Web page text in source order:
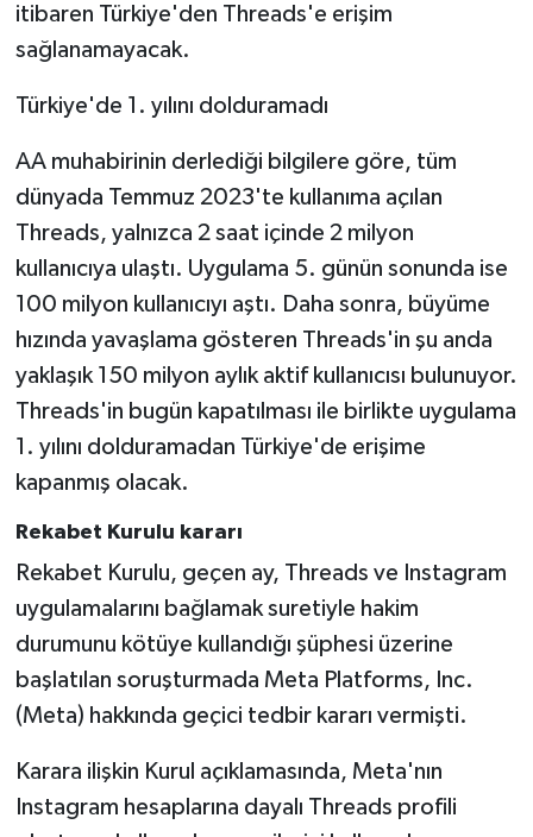
itibaren Türkiye'den Threads'e erişim
sağlanamayacak.
Türkiye'de 1. yılını dolduramadı
AA muhabirinin derlediği bilgilere göre, tüm
dünyada Temmuz 2023'te kullanıma açılan
Threads, yalnızca 2 saat içinde 2 milyon
kullanıcıya ulaştı. Uygulama 5. günün sonunda ise
100 milyon kullanıcıyı aştı. Daha sonra, büyüme
hızında yavaşlama gösteren Threads'in şu anda
yaklaşık 150 milyon aylık aktif kullanıcısı bulunuyor.
Threads'in bugün kapatılması ile birlikte uygulama
1. yılını dolduramadan Türkiye'de erişime
kapanmış olacak.
Rekabet Kurulu kararı
Rekabet Kurulu, geçen ay, Threads ve Instagram
uygulamalarını bağlamak suretiyle hakim
durumunu kötüye kullandığı şüphesi üzerine
başlatılan soruşturmada Meta Platforms, Inc.
(Meta) hakkında geçici tedbir kararı vermişti.
Karara ilişkin Kurul açıklamasında, Meta'nın
Instagram hesaplarına dayalı Threads profili
Bitlis Müftülüğü
Bolu Müftülüğü
Burdur Müftülüğü
Bursa Müftülüğü
Çanakkale Müftülüğü
Çankırı Müftülüğü
Çorum Müftülüğü
Diyarbakır Müftülüğü
Düzce Müftülüğü
Edirne Müftülüğü
Elazığ Müftülüğü
Erzincan Müftülüğü
Makaleler
Ekonomi
Duyurular
Podcast
Bilim, Teknoloji
Biyografiler
İhtida Haberleri
YAŞAM